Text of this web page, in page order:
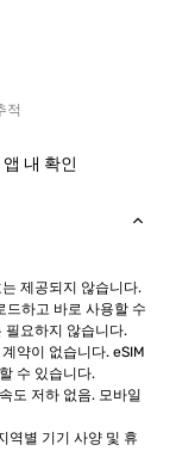
적
내 확인
제공되지 않습니다.
드하고 바로 사용할 수
필요하지 않습니다.
약이 없습니다. eSIM
수 있습니다.
도 저하 없음. 모바일
역별 기기 사양 및 휴